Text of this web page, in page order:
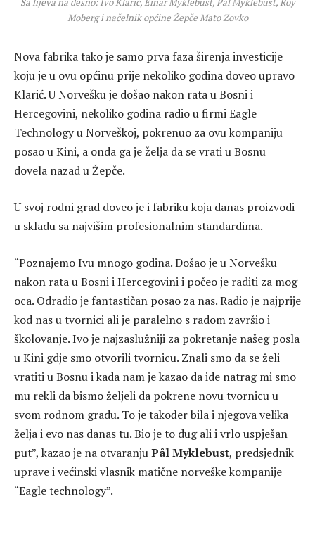
Moberg i načelnik općine Žepče Mato Zovko
Nova fabrika tako je samo prva faza širenja investicije
koju je u ovu općinu prije nekoliko godina doveo upravo
Klarić. U Norvešku je došao nakon rata u Bosni i
Hercegovini, nekoliko godina radio u firmi Eagle
Technology u Norveškoj, pokrenuo za ovu kompaniju
posao u Kini, a onda ga je želja da se vrati u Bosnu
dovela nazad u Žepče.
U svoj rodni grad doveo je i fabriku koja danas proizvodi
u skladu sa najvišim profesionalnim standardima.
“Poznajemo Ivu mnogo godina. Došao je u Norvešku
nakon rata u Bosni i Hercegovini i počeo je raditi za mog
oca. Odradio je fantastičan posao za nas. Radio je najprije
kod nas u tvornici ali je paralelno s radom završio i
školovanje. Ivo je najzaslužniji za pokretanje našeg posla
u Kini gdje smo otvorili tvornicu. Znali smo da se želi
vratiti u Bosnu i kada nam je kazao da ide natrag mi smo
mu rekli da bismo željeli da pokrene novu tvornicu u
svom rodnom gradu. To je također bila i njegova velika
želja i evo nas danas tu. Bio je to dug ali i vrlo uspješan
put”, kazao je na otvaranjuPål Myklebust, predsjednik
uprave i većinski vlasnik matične norveške kompanije
“Eagle technology”.